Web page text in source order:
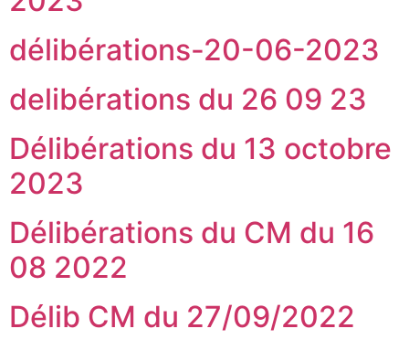
délibérations-20-06-2023
delibérations du 26 09 23
Délibérations du 13 octobre
2023
Délibérations du CM du 16
08 2022
Délib CM du 27/09/2022